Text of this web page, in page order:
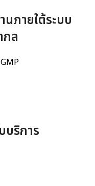
ภายใต้ระบบ
กล
บริการ